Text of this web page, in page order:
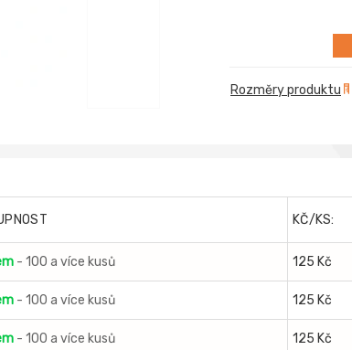
Rozměry produktu
KČ/KS:
- 100 a více kusů 125 Kč
- 100 a více kusů 125 Kč
- 100 a více kusů 125 Kč